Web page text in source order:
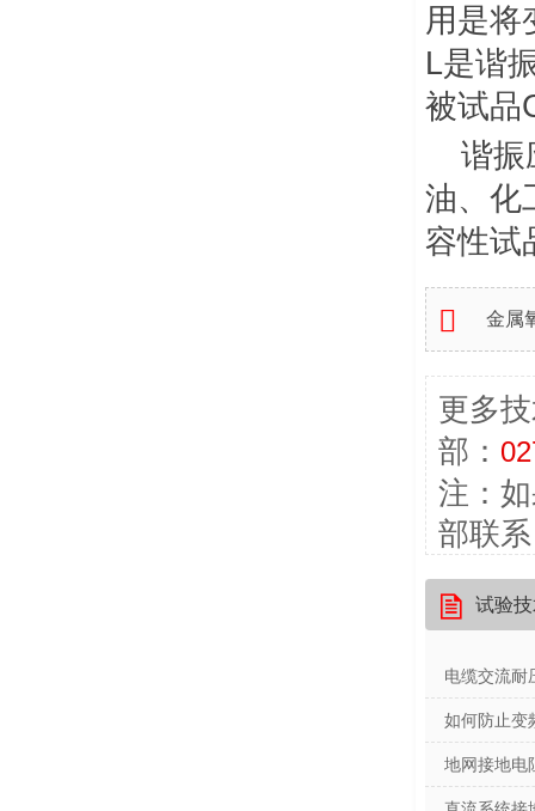
用是将
L是谐
被试品
谐振
油、化
容性试
金属
阻和

更多
部：
注：
部联
 试验
电缆交流耐
如何防止变
地网接地电